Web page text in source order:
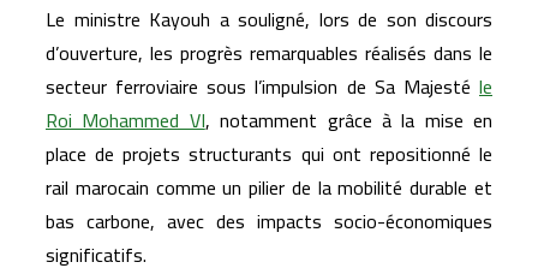
Le ministre Kayouh a souligné, lors de son discours
d’ouverture, les progrès remarquables réalisés dans le
secteur ferroviaire sous l’impulsion de Sa Majesté le
Roi Mohammed VI, notamment grâce à la mise en
place de projets structurants qui ont repositionné le
rail marocain comme un pilier de la mobilité durable et
bas carbone, avec des impacts socio-économiques
significatifs.